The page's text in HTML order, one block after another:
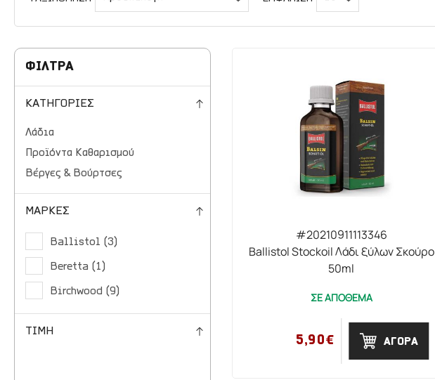
ΦΙΛΤΡΑ
ΚΑΤΗΓΟΡΙΕΣ
Λάδια
Προϊόντα Καθαρισμού
Βέργες & Βούρτσες
ΜΑΡΚΕΣ
Ballistol (3)
Beretta (1)
Birchwood (9)
ΤΙΜΗ
#20210911113346
Ballistol Stockoil Λάδι ξύλων Σκούρο
50ml
ΣΕ ΑΠΟΘΕΜΑ
5,90€ ΑΓΟΡΑ